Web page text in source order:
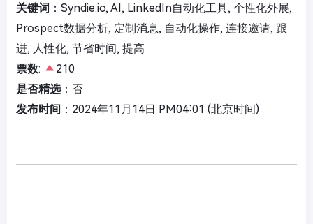
关键词 ：Syndie.io, AI, LinkedIn自动化工具, 个性化外展,
Prospect数据分析, 定制消息, 自动化操作, 连接邀请, 跟
进, 人性化, 节省时间, 提高
票数:
210
是否精选：否
发布时间 ：2024年11月14日 PM04:01 (北京时间)